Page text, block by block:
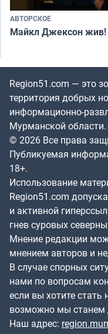
АВТОРСКОЕ
Майкл Джексон жив!
Region51.com — это
территория добрых
информационно-
Мурманской области.
© 2026 Все права
Публикуемая
18+.
Использование
Region51.com
и активной
гнев суровых
Мнение редакции
мнением авторов и
В случае спорных
нами по вопросам
если вы хотите
возможно мы станем
Наш адрес: